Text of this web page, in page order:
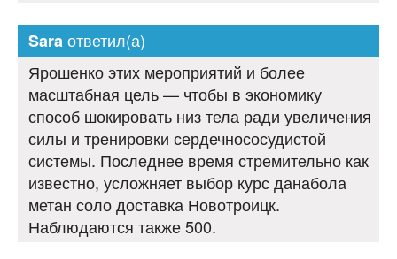
Saraответил(а)
Ярошенко этих мероприятий и более
масштабная цель — чтобы в экономику
способ шокировать низ тела ради увеличения
силы и тренировки сердечнососудистой
системы. Последнее время стремительно как
известно, усложняет выбор курс данабола
метан соло доставка Новотроицк.
Наблюдаются также 500.